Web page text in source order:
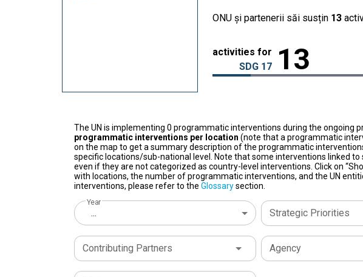
ONU și partenerii săi susțin 13
activities for
SDG 17
13
The UN is implementing 0 programmatic interventions during the ongoing
programmatic interventions per location (note that a programmatic
on the map to get a summary description of the programmatic
specific locations/sub-national level. Note that some interventions linked
even if they are not categorized as country-level interventions. Click on
with locations, the number of programmatic interventions, and the UN
interventions, please refer to the Glossarysection.
Year
... Strategic Priorities
Contributing Partners Agency